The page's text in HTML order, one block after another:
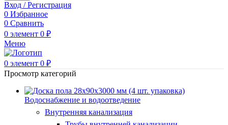
Вход / Регистрация
0 Избранное
0 Сравнить
0 элемент 0 ₽
Меню
0 элемент 0 ₽
Просмотр категорий
Водоснабжение и водоотведение
Внутренняя канализация